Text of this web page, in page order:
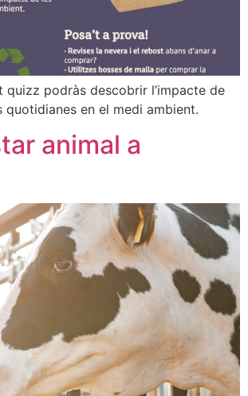
quizz podràs descobrir l’impacte de
quotidianes en el medi ambient.
animal a